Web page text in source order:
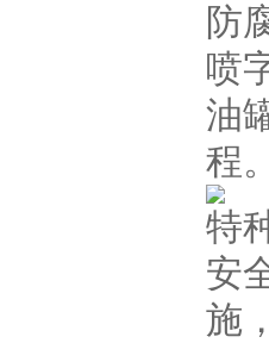
防
喷
油
程
特
安
施